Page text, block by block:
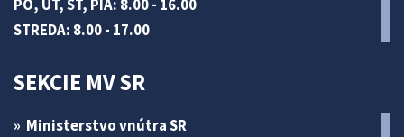
PO, UT, ŠT, PIA: 8.00 - 16.00
STREDA: 8.00 - 17.00
SEKCIE MV SR
Ministerstvo vnútra SR